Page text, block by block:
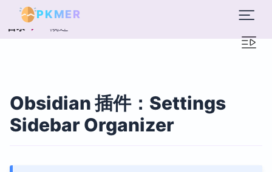
PKMER
目录 概述
Obsidian 插件：Settings
Sidebar Organizer